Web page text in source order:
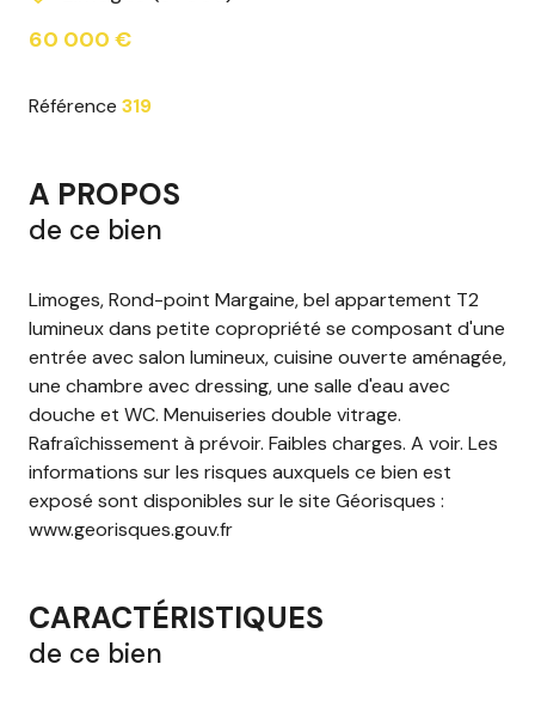
60 000 €
Référence 319
A PROPOS
de ce bien
Limoges, Rond-point Margaine, bel appartement T2
lumineux dans petite copropriété se composant d'une
entrée avec salon lumineux, cuisine ouverte aménagée,
une chambre avec dressing, une salle d'eau avec
douche et WC. Menuiseries double vitrage.
Rafraîchissement à prévoir. Faibles charges. A voir. Les
informations sur les risques auxquels ce bien est
exposé sont disponibles sur le site Géorisques :
www.georisques.gouv.fr
CARACTÉRISTIQUES
de ce bien